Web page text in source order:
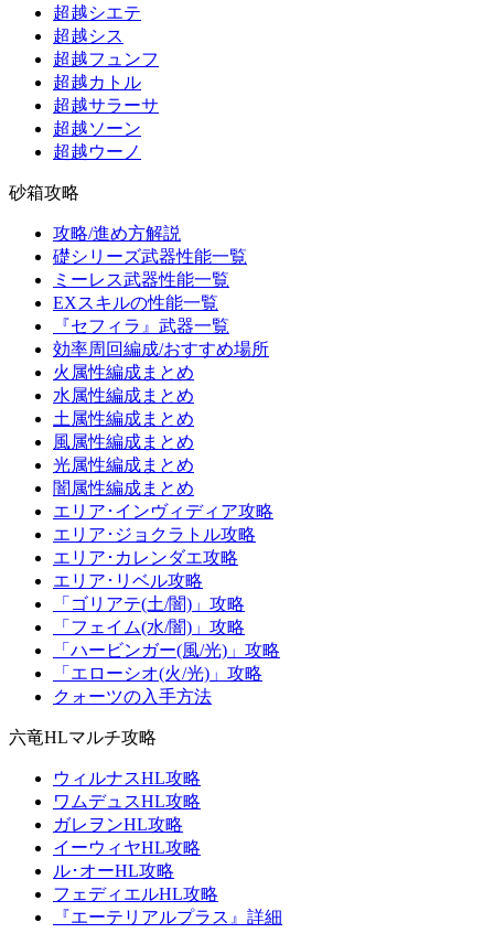
超越シエテ
超越シス
超越フュンフ
超越カトル
超越サラーサ
超越ソーン
超越ウーノ
砂箱攻略
攻略/進め方解説
礎シリーズ武器性能一覧
ミーレス武器性能一覧
EXスキルの性能一覧
『セフィラ』武器一覧
効率周回編成/おすすめ場所
火属性編成まとめ
水属性編成まとめ
土属性編成まとめ
風属性編成まとめ
光属性編成まとめ
闇属性編成まとめ
エリア･インヴィディア攻略
エリア･ジョクラトル攻略
エリア･カレンダエ攻略
エリア･リベル攻略
「ゴリアテ(土/闇)」攻略
「フェイム(水/闇)」攻略
「ハービンガー(風/光)」攻略
「エローシオ(火/光)」攻略
クォーツの入手方法
六竜HLマルチ攻略
ウィルナスHL攻略
ワムデュスHL攻略
ガレヲンHL攻略
イーウィヤHL攻略
ル･オーHL攻略
フェディエルHL攻略
『エーテリアルプラス』詳細